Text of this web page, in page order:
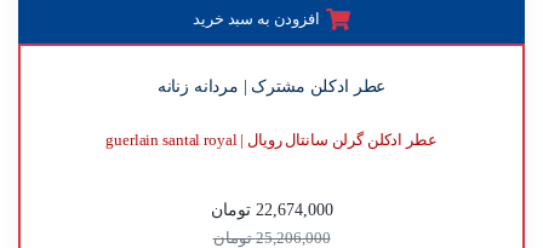
افزودن به سبد خرید
عطر ادکلن مشترک | مردانه زنانه
عطر ادکلن گرلن سانتال رویال | guerlain santal royal
22,674,000 تومان
25,206,000 تومان